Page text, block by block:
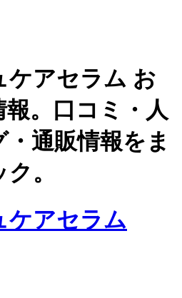
ケアセラム お
。口コミ・人
通販情報をま
。
ケアセラム